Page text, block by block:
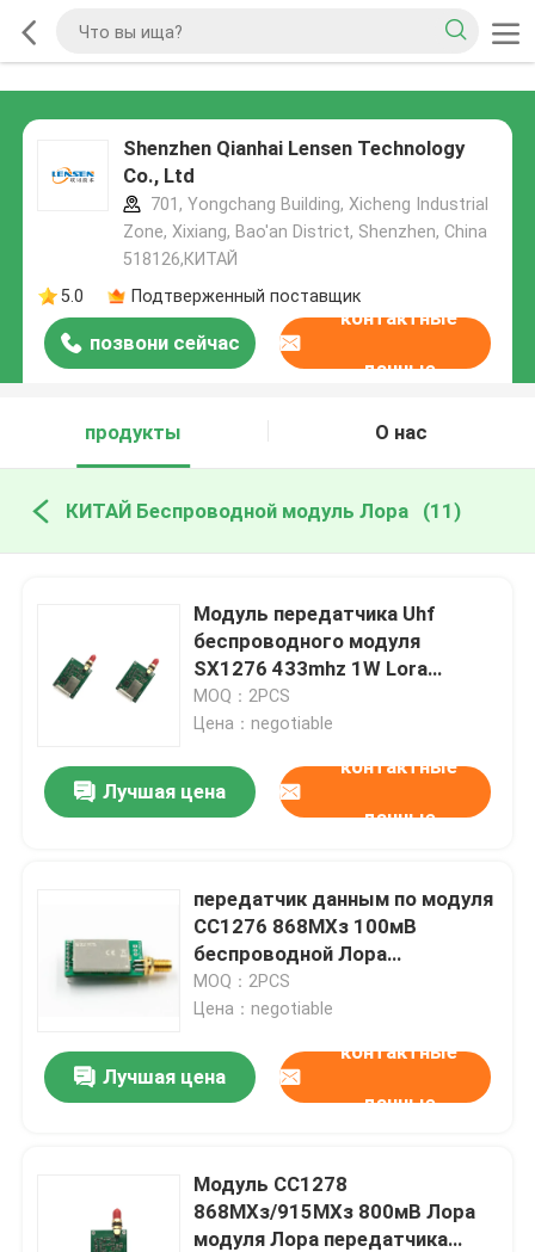
Shenzhen Qianhai Lensen Technology
Co., Ltd
701, Yongchang Building, Xicheng Industrial
Zone, Xixiang, Bao'an District, Shenzhen, China
518126,КИТАЙ
5.0
Подтверженный поставщик
позвони сейчас
контактные
данные
продукты О нас
КИТАЙ Беспроводной модуль Лора (11)
Модуль передатчика Uhf
беспроводного модуля
SX1276 433mhz 1W Lora
беспроводной
MOQ：2PCS
Цена：negotiable
Лучшая цена
контактные
данные
передатчик данным по модуля
СС1276 868МХз 100мВ
беспроводной Лора
беспроводной
MOQ：2PCS
Цена：negotiable
Лучшая цена
контактные
данные
Модуль СС1278
868МХз/915МХз 800мВ Лора
модуля Лора передатчика